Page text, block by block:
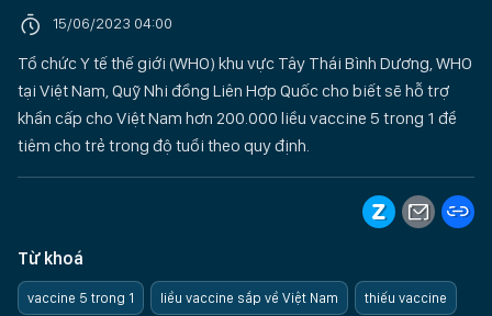
15/06/2023 04:00
Tổ chức Y tế thế giới (WHO) khu vực Tây Thái Bình Dương, WHO
tại Việt Nam, Quỹ Nhi đồng Liên Hợp Quốc cho biết sẽ hỗ trợ
khẩn cấp cho Việt Nam hơn 200.000 liều vaccine 5 trong 1 để
tiêm cho trẻ trong độ tuổi theo quy định.
Từ khoá
vaccine 5 trong 1 liều vaccine sắp về Việt Nam thiếu vaccine